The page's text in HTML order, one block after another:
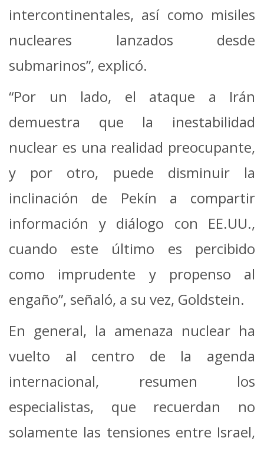
intercontinentales, así como misiles
nucleares lanzados desde
submarinos”, explicó.
“Por un lado, el ataque a Irán
demuestra que la inestabilidad
nuclear es una realidad preocupante,
y por otro, puede disminuir la
inclinación de Pekín a compartir
información y diálogo con EE.UU.,
cuando este último es percibido
como imprudente y propenso al
engaño”, señaló, a su vez, Goldstein.
En general, la amenaza nuclear ha
vuelto al centro de la agenda
internacional, resumen los
especialistas, que recuerdan no
solamente las tensiones entre Israel,